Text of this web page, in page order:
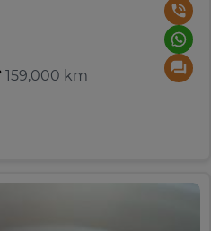
159,000 km